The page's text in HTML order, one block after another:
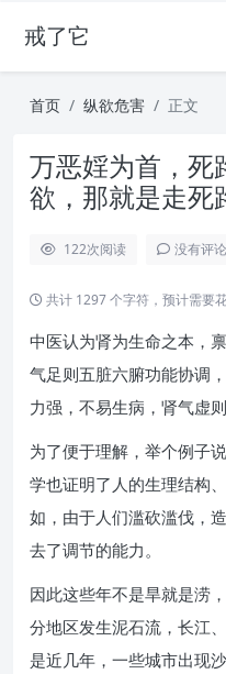
戒了它
首页 纵欲危害 正文
万恶婬为首，死
欲，那就是走
122次阅读 没有评论
共计 1297 个字符，预计需要
中医认为肾为生命之本，
气足则五脏六腑功能协调
力强，不易生病，肾气虚则
为了便于理解，举个例子
学也证明了人的生理结构
如，由于人们滥砍滥伐，
去了调节的能力。
因此这些年不是旱就是涝
分地区发生泥石流，长江
是近几年，一些城市出现